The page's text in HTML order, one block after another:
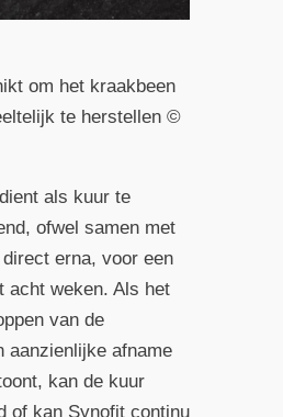
om het kraakbeen
te herstellen ©
dient als kuur te
ofwel samen met
erna, voor een
acht weken. Als het
van de
aanzienlijke afname
kan de kuur
of kan Synofit continu